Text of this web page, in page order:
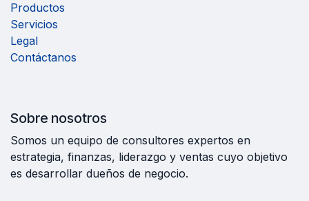
Productos
Servicios
Legal
Contáctanos
Sobre nosotros
Somos un equipo de consultores expertos en
estrategia, finanzas, liderazgo y ventas cuyo objetivo
es desarrollar dueños de negocio.